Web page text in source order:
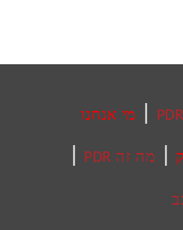
מי אנחנו
מה זה PDR